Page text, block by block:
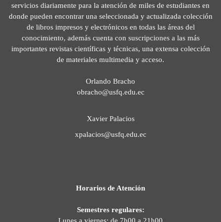
servicios diariamente para la atención de miles de estudiantes en
donde pueden encontrar una seleccionada y actualizada colección
de libros impresos y electrónicos en todas las áreas del
conocimiento, además cuenta con suscripciones a las más
importantes revistas científicas y técnicas, una extensa colección
de materiales multimedia y acceso.
Orlando Bracho
obracho@usfq.edu.ec
Xavier Palacios
xpalacios@usfq.edu.ec
Horarios de Atención
Semestres regulares:
Lunes a viernes: de 7h00 a 21h00